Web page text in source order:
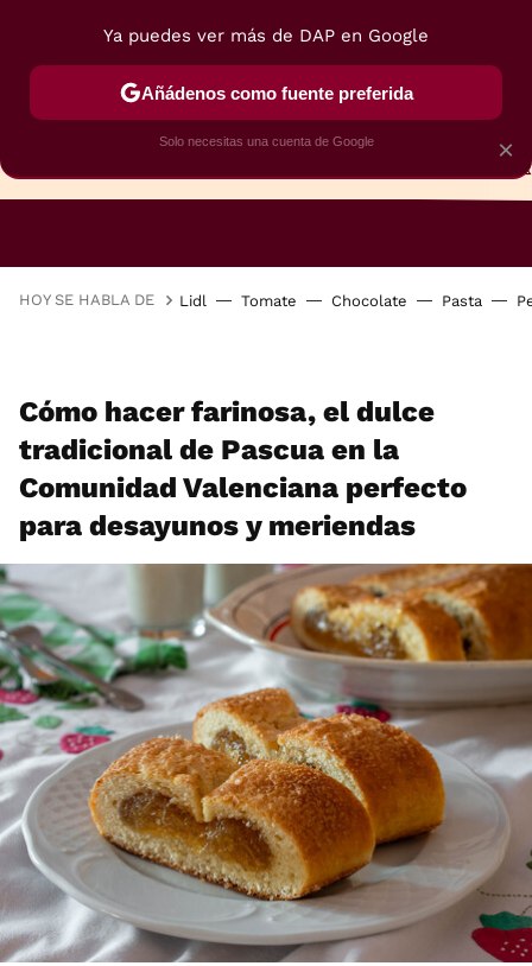
HOY SE HABLA DE Lidl Tomate Chocolate Pasta
Cómo hacer farinosa, el dulce
tradicional de Pascua en la
Comunidad Valenciana perfecto
para desayunos y meriendas
×
Ya puedes ver más de DAP en Google
Añádenos como fuente preferida
Solo necesitas una cuenta de Google